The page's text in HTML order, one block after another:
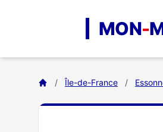
MON-
/ Île-de-France /